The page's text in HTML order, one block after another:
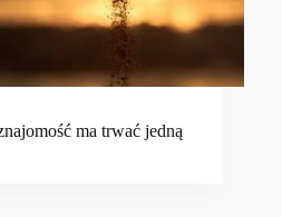
ma trwać jedną